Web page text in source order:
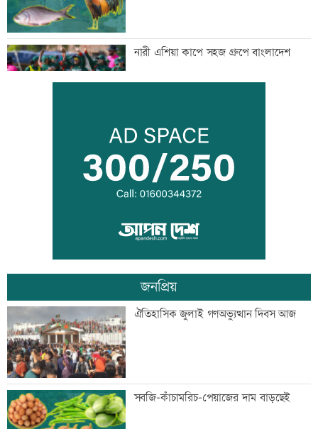
নারী এশিয়া কাপে সহজ গ্রুপে বাংলাদেশ
বিএনপি নেতাকে লক্ষ্য করে গুলি, সহযোগী
গুলিবিদ্ধ
কর্মক্ষেত্রে দায়িত্ব পালনও ইবাদতের অংশ
শিশুদের সুরক্ষায় ব্যর্থ, মেটাকে সাড়ে ১১
হাজার কোটি টাকা জরিমানা
এক দিনের ব্যবধানে কমলো স্বর্ণের দাম, আজ
থেকেই কার্যকর
জনপ্রিয়
ঐতিহাসিক জুলাই গণঅভ্যুত্থান দিবস আজ
সবজি-কাঁচামরিচ-পেয়াজের দাম বাড়ছেই